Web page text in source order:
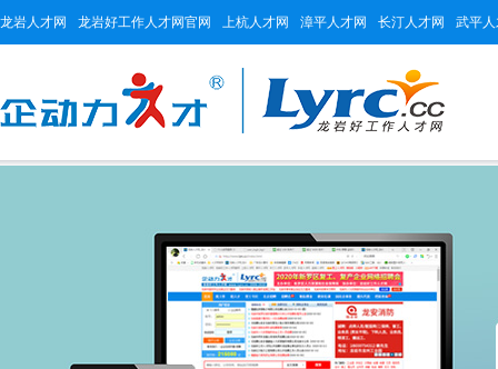
龙岩人才网 龙岩好工作人才网官网 上杭人才网 漳平人才网 长汀人才网 武平